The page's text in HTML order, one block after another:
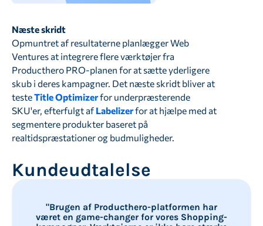
Næste skridt
Opmuntret af resultaterne planlægger Web
Ventures at integrere flere værktøjer fra
Producthero PRO-planen for at sætte yderligere
skub i deres kampagner. Det næste skridt bliver at
testeTitle Optimizerfor underpræsterende
SKU'er, efterfulgt af Labelizerfor at hjælpe med at
segmentere produkter baseret på
realtidspræstationer og budmuligheder.
Kundeudtalelse
"Brugen af Producthero-platformen har
været en game-changer for vores Shopping-